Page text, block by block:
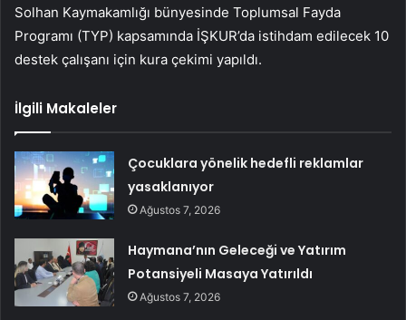
Solhan Kaymakamlığı bünyesinde Toplumsal Fayda
Programı (TYP) kapsamında İŞKUR’da istihdam edilecek 10
destek çalışanı için kura çekimi yapıldı.
İlgili Makaleler
Çocuklara yönelik hedefli reklamlar
yasaklanıyor
Ağustos 7, 2026
Haymana’nın Geleceği ve Yatırım
Potansiyeli Masaya Yatırıldı
Ağustos 7, 2026